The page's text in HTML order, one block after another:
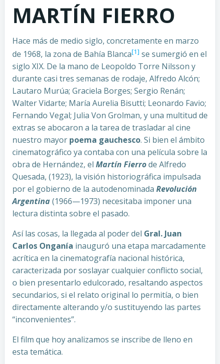
MARTÍN FIERRO
Hace más de medio siglo, concretamente en marzo
de 1968, la zona de Bahía Blanca[1] se sumergió en el
siglo XIX. De la mano de Leopoldo Torre Nilsson y
durante casi tres semanas de rodaje, Alfredo Alcón;
Lautaro Murúa; Graciela Borges; Sergio Renán;
Walter Vidarte; María Aurelia Bisutti; Leonardo Favio;
Fernando Vegal; Julia Von Grolman, y una multitud de
extras se abocaron a la tarea de trasladar al cine
nuestro mayor poema gauchesco. Si bien el ámbito
cinematográfico ya contaba con una película sobre la
obra de Hernández, el Martín Fierrode Alfredo
Quesada, (1923), la visión historiográfica impulsada
por el gobierno de la autodenominada Revolución
Argentina(1966—1973) necesitaba imponer una
lectura distinta sobre el pasado.
Así las cosas, la llegada al poder del Gral. Juan
Carlos Onganía inauguró una etapa marcadamente
acrítica en la cinematografía nacional histórica,
caracterizada por soslayar cualquier conflicto social,
o bien presentarlo edulcorado, resaltando aspectos
secundarios, si el relato original lo permitía, o bien
directamente alterando y/o sustituyendo las partes
“inconvenientes”.
El film que hoy analizamos se inscribe de lleno en
esta temática.